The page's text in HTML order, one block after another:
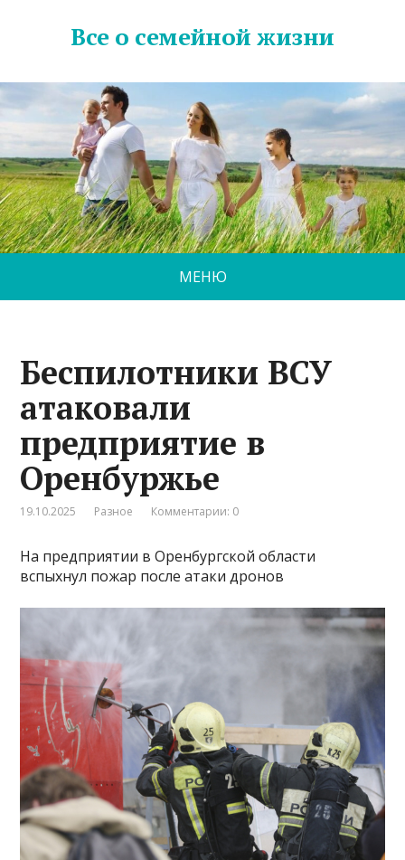
Все о семейной жизни
МЕНЮ
Беспилотники ВСУ
атаковали
предприятие в
Оренбуржье
19.10.2025 Разное Комментарии: 0
На предприятии в Оренбургской области
вспыхнул пожар после атаки дронов